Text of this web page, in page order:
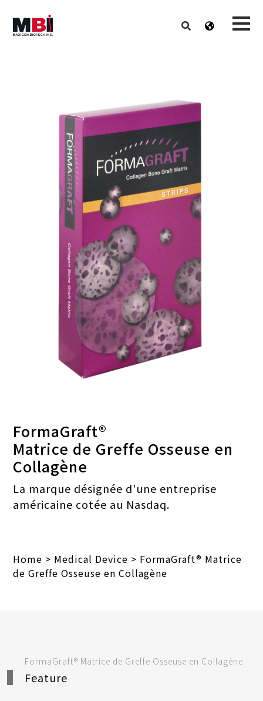
FormaGraft®
Matrice de Greffe Osseuse en
Collagène
La marque désignée d'une entreprise
américaine cotée au Nasdaq.
Home > Medical Device > FormaGraft® Matrice
de Greffe Osseuse en Collagène
FormaGraft® Matrice de Greffe Osseuse en Collagène
Feature